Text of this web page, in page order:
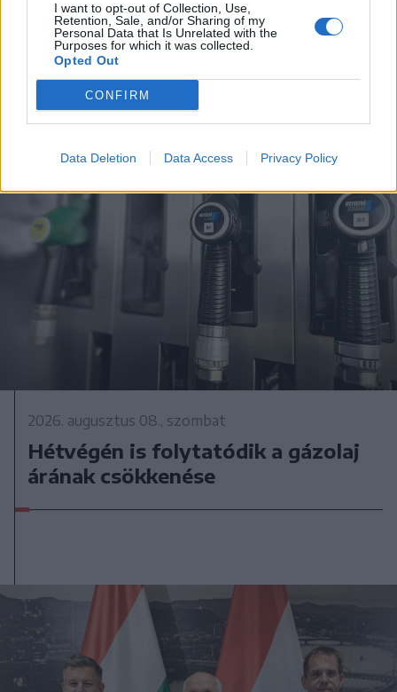
I want to opt-out of Collection, Use,
Retention, Sale, and/or Sharing of my
Personal Data that Is Unrelated with the
Purposes for which it was collected.
Opted Out
CONFIRM
Data Deletion Data Access Privacy Policy
Vaddisznó szaladt le a budapesti
metróba, felszállt az egyik kocsira,
majd kilőtték – videóval
2026. augusztus 08., szombat
Hétvégén is folytatódik a gázolaj
árának csökkenése